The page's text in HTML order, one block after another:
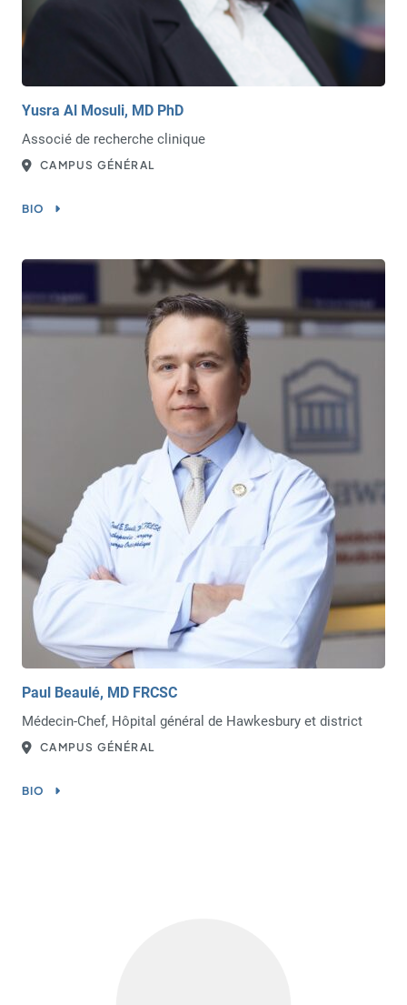
Yusra Al Mosuli, MD PhD
Associé de recherche clinique
CAMPUS GÉNÉRAL
BIO
Paul Beaulé, MD FRCSC
Médecin-Chef, Hôpital général de Hawkesbury et district
CAMPUS GÉNÉRAL
BIO